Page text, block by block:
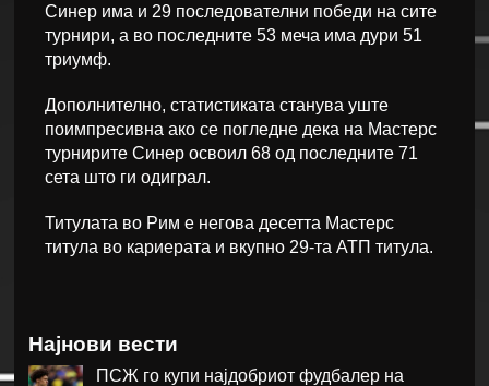
Синер има и 29 последователни победи на сите
турнири, а во последните 53 меча има дури 51
триумф.
Дополнително, статистиката станува уште
поимпресивна ако се погледне дека на Мастерс
турнирите Синер освоил 68 од последните 71
сета што ги одиграл.
Титулата во Рим е негова десетта Мастерс
титула во кариерата и вкупно 29-та АТП титула.
Најнови вести
ПСЖ го купи најдобриот фудбалер на